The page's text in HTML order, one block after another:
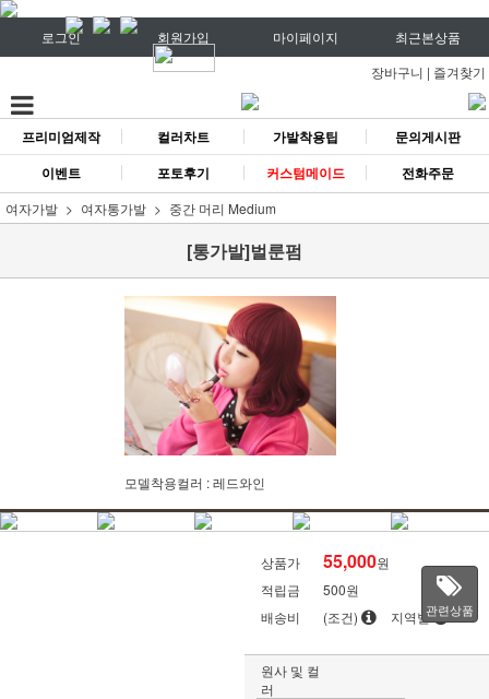
로그인 회원가입 마이페이지
최근본상품
장바구니 | 즐겨찾기
프리미엄제작 컬러차트 가발착용팁
문의게시판
이벤트
포토후기 커스텀메이드 전화주문
여자가발 여자통가발 중간 머리 Medium
[통가발]벌룬펌
모델착용컬러 : 레드와인
상품가 55,000원
적립금
500원
배송비
(조건) 지역별관련상품
원사 및 컬
러